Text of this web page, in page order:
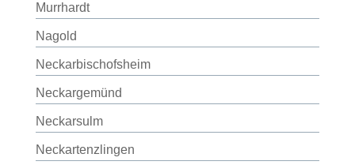
Murrhardt
Nagold
Neckarbischofsheim
Neckargemünd
Neckarsulm
Neckartenzlingen